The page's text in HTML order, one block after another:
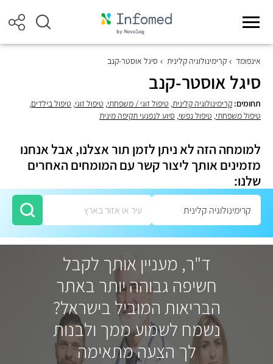
אינפומד קרימינולוגיה קלינית סיגל אוסטר-קנב
סיגל אוסטר-קנב
תחומים: קרימינולוגיה קלינית, טיפול זוגי / משפחתי, טיפול זוגי, טיפול בילדים,
טיפול משפחתי, טיפול נפשי, סיוע לנפגעי תקיפה מינית
למומחה הזה לא ניתן לזמן תור אצלנו, אבל אנחנו
מזמינים אותך ליצור קשר עם המומחים האחרים
שלנו:
ד"ר, מעניין אותך לקבל
חשיפה גבוהה יותר באתר
הבריאות המוביל בישראל?
נשמח לשמוע ממך ולבנות
לך הצעה מתאימה